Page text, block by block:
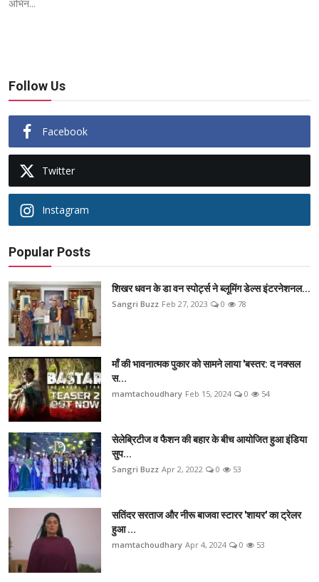
अभिन...
Follow Us
Facebook
Twitter
Instagram
Popular Posts
शिखर धवन के डा वन स्पोर्ट्स ने ब्लूमिंग डेल्स इंटरनेशनल...
Sangri Buzz Feb 27, 2023 0 78
माँ की भावनात्मक पुकार को सामने लाया 'बस्तर: द नक्सल
स...
mamtachoudhary Feb 15, 2024 0 54
सेलेब्रिटीज व फैशन की बहार के बीच आयोजित हुआ इंडिया
सुप...
Sangri Buzz Apr 2, 2022 0 53
सतिंदर सरताज और नीरू बाजवा स्टारर 'शायर' का ट्रेलर
हुआ ...
mamtachoudhary Apr 4, 2024 0 53